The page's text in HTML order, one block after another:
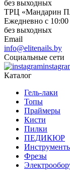
без выходных
ТРЦ «Мандарин
Ежедневно с 10:00
без выходных
Email
info@elitenails.by
Социальные сети
Каталог
Гель-лаки
Топы
Праймеры
Кисти
Пилки
ПЕДИКЮР
Фрезы